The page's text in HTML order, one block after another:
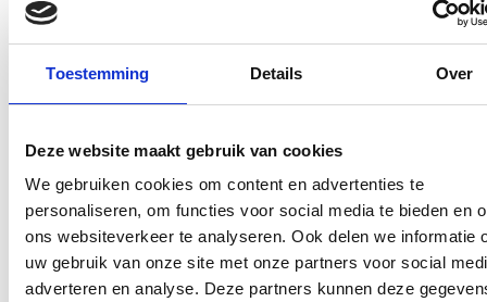
Toestemming Details Over
Deze website maakt gebruik van cookies
We gebruiken cookies om content en advertenties te
personaliseren, om functies voor social media te bieden en
ons websiteverkeer te analyseren. Ook delen we informatie
uw gebruik van onze site met onze partners voor social
adverteren en analyse. Deze partners kunnen deze
belangrijk uw telefoon voor u is, daarom zorgen we
ervoor dat uw apparaat zo snel mogelijk en in
topconditie weer in uw handen is. Kies voor kwaliteit
en snelheid; kies voor GSM Dokter in Rotterdam.
Lees meer
Selecteer een reparatie